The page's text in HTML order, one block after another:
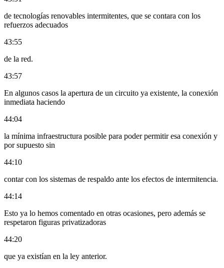
de tecnologías renovables intermitentes, que se contara con los
refuerzos adecuados
43:55
de la red.
43:57
En algunos casos la apertura de un circuito ya existente, la conexión
inmediata haciendo
44:04
la mínima infraestructura posible para poder permitir esa conexión y
por supuesto sin
44:10
contar con los sistemas de respaldo ante los efectos de intermitencia.
44:14
Esto ya lo hemos comentado en otras ocasiones, pero además se
respetaron figuras privatizadoras
44:20
que ya existían en la ley anterior.